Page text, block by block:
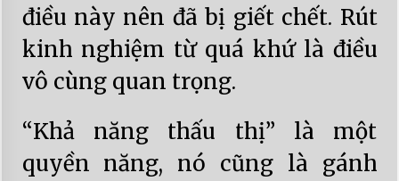
điều này nên đã bị giết chết. Rút
kinh nghiệm từ quá khứ là điều
vô cùng quan trọng.
“Khả năng thấu thị” là một
quyền năng, nó cũng là gánh